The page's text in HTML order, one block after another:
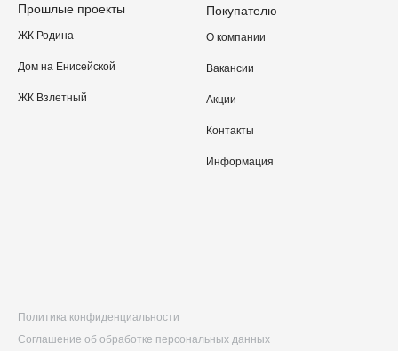
Прошлые проекты
ЖК Родина
Дом на Енисейской
ЖК Взлетный
Покупателю
О компании
Вакансии
Акции
Контакты
Информация
Политика конфиденциальности
Соглашение об обработке персональных данных